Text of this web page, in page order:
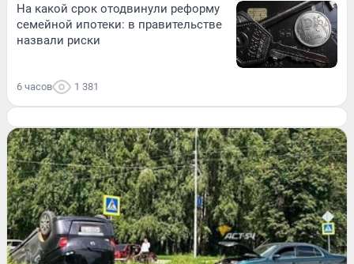
На какой срок отодвинули реформу
семейной ипотеки: в правительстве
назвали риски
6 часов 1 381